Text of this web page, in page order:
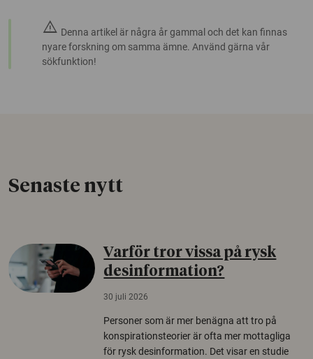
warning Denna artikel är några år gammal och det kan finnas
nyare forskning om samma ämne. Använd gärna vår
sökfunktion!
Senaste nytt
Varför tror vissa på rysk
desinformation?
30 juli 2026
Personer som är mer benägna att tro på
konspirationsteorier är ofta mer mottagliga
för rysk desinformation. Det visar en studie